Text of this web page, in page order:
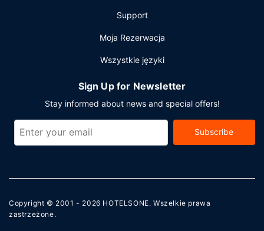
Support
Moja Rezerwacja
Wszystkie języki
Sign Up for Newsletter
Stay informed about news and special offers!
Subscribe
Copyright © 2001 - 2026 HOTELSONE. Wszelkie prawa
zastrzeżone.